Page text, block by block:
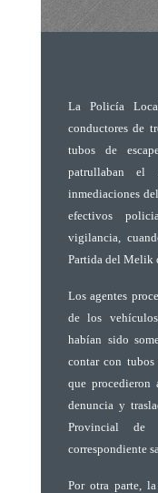
La Policía
conductores de
tubos de
patrullaban
inmediaciones
efectivos
vigilancia,
Partida del Melik
Los agentes
de los
habían sido
contar con
que procedieron
denuncia y
Provincial
correspondiente
Por otra parte,